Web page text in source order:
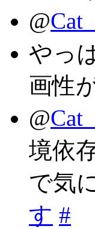
@
やっ
画性
@
境依
で気
す #